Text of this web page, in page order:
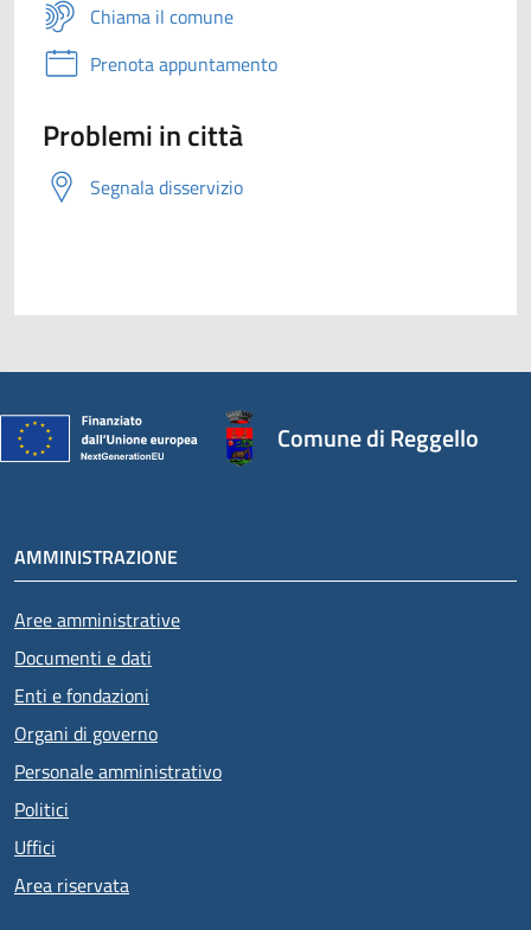
Chiama il comune
Prenota appuntamento
Problemi in città
Segnala disservizio
Comune di Reggello
AMMINISTRAZIONE
Aree amministrative
Documenti e dati
Enti e fondazioni
Organi di governo
Personale amministrativo
Politici
Uffici
Area riservata